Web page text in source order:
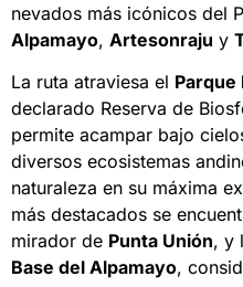
nevados más icónicos del
Alpamayo, Artesonraju y
La ruta atraviesa el Parque
declarado Reserva de
permite acampar bajo
diversos ecosistemas
naturaleza en su máxima
más destacados se
mirador de Punta Unión, y
Base del Alpamayo,